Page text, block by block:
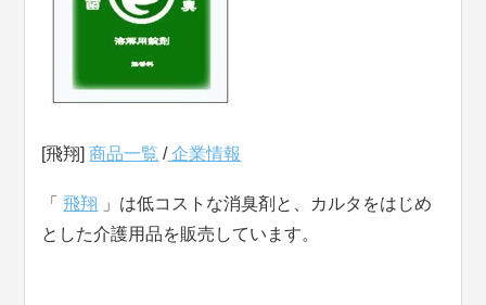
[飛翔]商品一覧 /企業情報
「飛翔 」は低コストな消臭剤と、カルタをはじめ
とした介護用品を販売しています。